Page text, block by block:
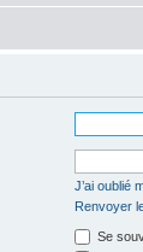
J’ai oublié
Renvoyer
Se